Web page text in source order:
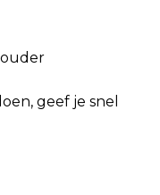
ouder
geef je snel